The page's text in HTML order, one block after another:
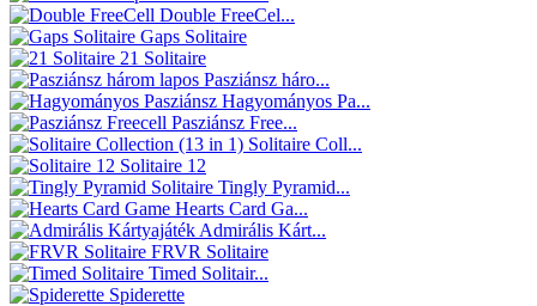
Double FreeCel...
Gaps Solitaire
21 Solitaire
Pasziánsz háro...
Hagyományos Pa...
Pasziánsz Free...
Solitaire Coll...
Solitaire 12
Tingly Pyramid...
Hearts Card Ga...
Admirális Kárt...
FRVR Solitaire
Timed Solitair...
Spiderette